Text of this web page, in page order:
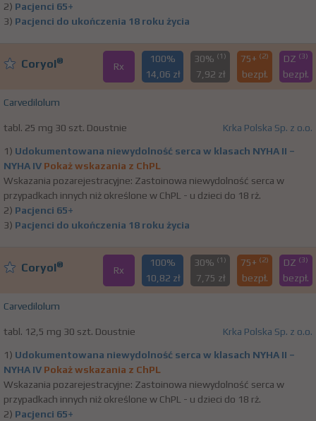
2) Pacjenci 65+
3) Pacjenci do ukończenia 18 roku życia
Coryol® Rx
100%
14,06 zł
30% (1)
7,92 zł
75+ (2)
bezpł.
DZ (3)
bezpł.
Carvedilolum
tabl. 25 mg 30 szt. Doustnie Krka Polska Sp. z o.o.
1) Udokumentowana niewydolność serca w klasach NYHA II –
NYHA IV Pokaż wskazania z ChPL
Wskazania pozarejestracyjne: Zastoinowa niewydolność serca w
przypadkach innych niż określone w ChPL - u dzieci do 18 rż.
2) Pacjenci 65+
3) Pacjenci do ukończenia 18 roku życia
Coryol® Rx
100%
10,82 zł
30% (1)
7,75 zł
75+ (2)
bezpł.
DZ (3)
bezpł.
Carvedilolum
tabl. 12,5 mg 30 szt. Doustnie Krka Polska Sp. z o.o.
1) Udokumentowana niewydolność serca w klasach NYHA II –
NYHA IV Pokaż wskazania z ChPL
Wskazania pozarejestracyjne: Zastoinowa niewydolność serca w
przypadkach innych niż określone w ChPL - u dzieci do 18 rż.
2) Pacjenci 65+